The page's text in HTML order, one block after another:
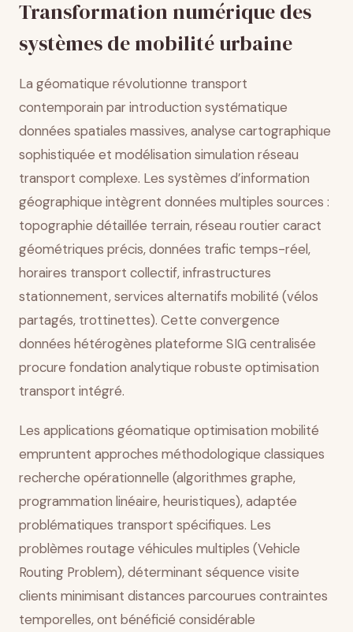
transports
Systèmes d’aide à la décision et prédiction
Transformation numérique des
systèmes de mobilité urbaine
La géomatique révolutionne transport
contemporain par introduction systématique
données spatiales massives, analyse cartographique
sophistiquée et modélisation simulation réseau
transport complexe. Les systèmes d’information
géographique intègrent données multiples sources :
topographie détaillée terrain, réseau routier caract
géométriques précis, données trafic temps-réel,
horaires transport collectif, infrastructures
stationnement, services alternatifs mobilité (vélos
partagés, trottinettes). Cette convergence
données hétérogènes plateforme SIG centralisée
procure fondation analytique robuste optimisation
transport intégré.
Les applications géomatique optimisation mobilité
empruntent approches méthodologique classiques
recherche opérationnelle (algorithmes graphe,
programmation linéaire, heuristiques), adaptée
problématiques transport spécifiques. Les
problèmes routage véhicules multiples (Vehicle
Routing Problem), déterminant séquence visite
clients minimisant distances parcourues contraintes
temporelles, ont bénéficié considérable